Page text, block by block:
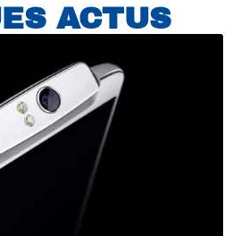
ACTUS